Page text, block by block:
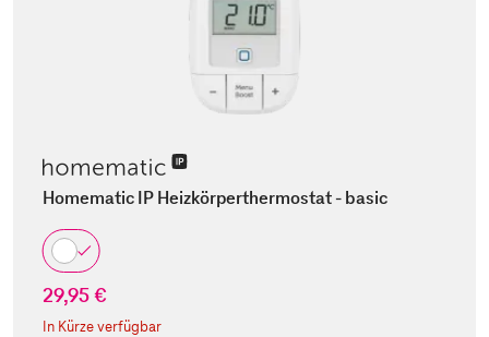
Homematic IP Heizkörperthermostat - basic
29,95 €
In Kürze verfügbar